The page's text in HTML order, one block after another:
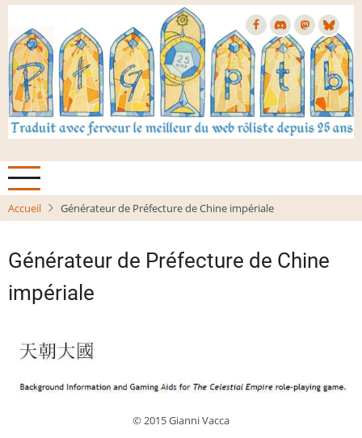
Aller
contenu
principal
Accueil Générateur de Préfecture de Chine impériale
Générateur de Préfecture de Chine
impériale
© 2015 Gianni Vacca